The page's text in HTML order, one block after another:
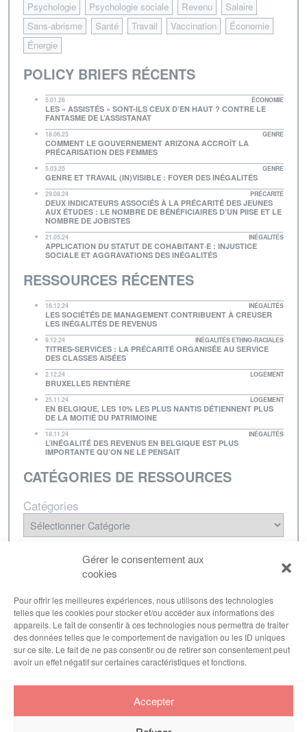
Gérer le consentement aux
cookies
Pour offrir les meilleures expériences, nous utilisons des technologies
telles que les cookies pour stocker et/ou accéder aux informations des
appareils. Le fait de consentir à ces technologies nous permettra de traiter
des données telles que le comportement de navigation ou les ID uniques
sur ce site. Le fait de ne pas consentir ou de retirer son consentement peut
avoir un effet négatif sur certaines caractéristiques et fonctions.
Accepter
Psychologie
Psychologie sociale Revenu
Salaire
Sans-abrisme
Santé Travail Vaccination
Économie
Énergie
POLICY BRIEFS RÉCENTS
5.01.26 ÉCONOMIE
LES « ASSISTÉS » SONT-ILS CEUX D’EN HAUT ? CONTRE LE
FANTASME DE L’ASSISTANAT
18.06.25 GENRE
COMMENT LE GOUVERNEMENT ARIZONA ACCROÎT LA
PRÉCARISATION DES FEMMES
5.03.25 GENRE
GENRE ET TRAVAIL (IN)VISIBLE : FOYER DES INÉGALITÉS
29.08.24 PRÉCARITÉ
DEUX INDICATEURS ASSOCIÉS À LA PRÉCARITÉ DES JEUNES
AUX ÉTUDES : LE NOMBRE DE BÉNÉFICIAIRES D’UN PIISE ET LE
NOMBRE DE JOBISTES
21.05.24 INÉGALITÉS
APPLICATION DU STATUT DE COHABITANT·E : INJUSTICE
SOCIALE ET AGGRAVATIONS DES INÉGALITÉS
RESSOURCES RÉCENTES
16.12.24 INÉGALITÉS
LES SOCIÉTÉS DE MANAGEMENT CONTRIBUENT À CREUSER
LES INÉGALITÉS DE REVENUS
9.12.24 INÉGALITÉS ETHNO-RACIALES
TITRES-SERVICES : LA PRÉCARITÉ ORGANISÉE AU SERVICE
DES CLASSES AISÉES
2.12.24 LOGEMENT
BRUXELLES RENTIÈRE
25.11.24 LOGEMENT
EN BELGIQUE, LES 10% LES PLUS NANTIS DÉTIENNENT PLUS
DE LA MOITIÉ DU PATRIMOINE
18.11.24 INÉGALITÉS
L’INÉGALITÉ DES REVENUS EN BELGIQUE EST PLUS
IMPORTANTE QU’ON NE LE PENSAIT
CATÉGORIES DE RESSOURCES
Catégories
NEWSLETTER
être tenu·e au courant de nos dernières
publications.